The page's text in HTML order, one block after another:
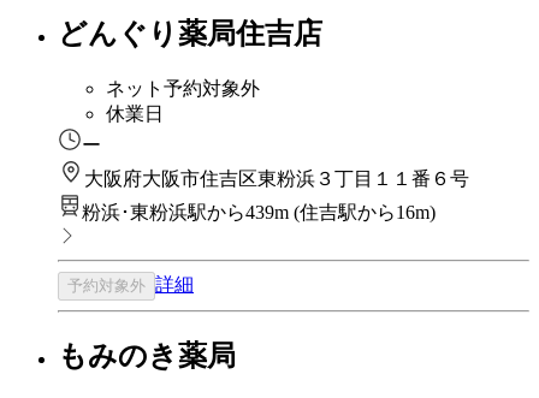
どんぐり薬局住吉店
ネット予約対象外
休業日
ー
大阪府大阪市住吉区東粉浜３丁目１１番６号
粉浜･東粉浜駅から439m (住吉駅から16m)
予約対象外 詳細
もみのき薬局